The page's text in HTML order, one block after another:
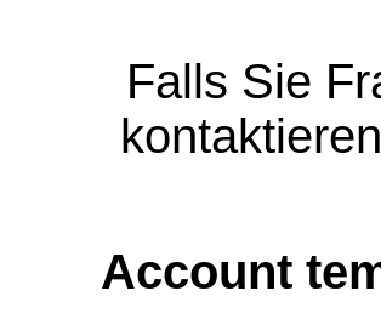
Falls Sie
Account